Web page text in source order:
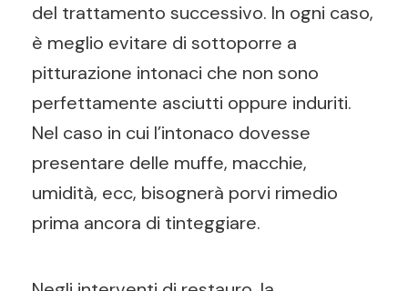
del trattamento successivo. In ogni caso,
è meglio evitare di sottoporre a
pitturazione intonaci che non sono
perfettamente asciutti oppure induriti.
Nel caso in cui l’intonaco dovesse
presentare delle muffe, macchie,
umidità, ecc, bisognerà porvi rimedio
prima ancora di tinteggiare.